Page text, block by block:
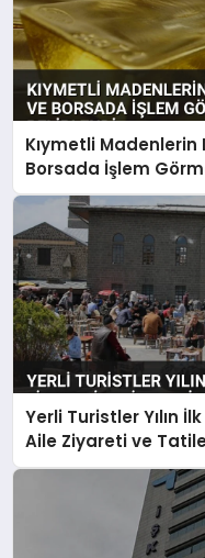
Kıymetli
Borsada İşlem
Belirlendi
Yerli Turistler Yılın
Aile Ziyareti ve